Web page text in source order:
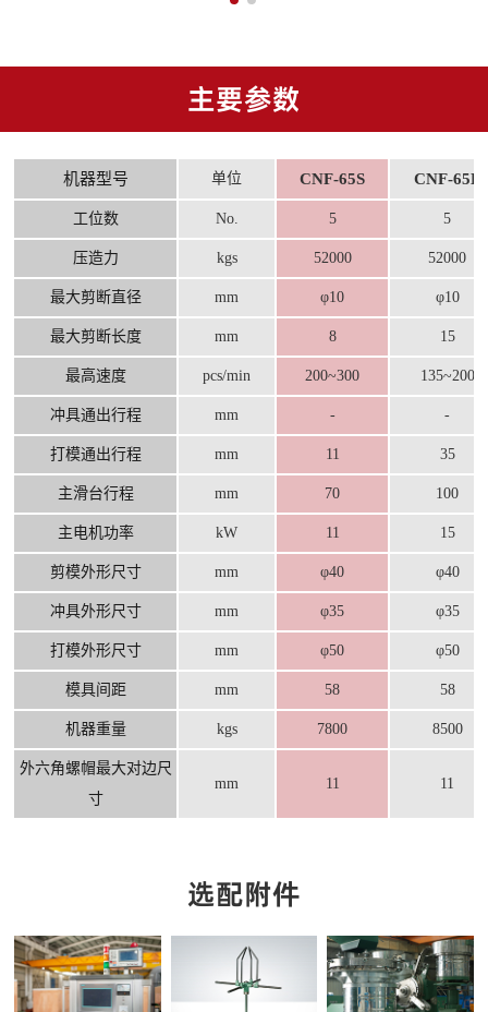
主要参数
机器型号 单位 CNF-65S CNF-65L
工位数 No. 5 5
压造力 kgs 52000 52000
最大剪断直径 mm φ10 φ10
最大剪断长度 mm 8 15
最高速度 pcs/min 200~300 135~200
冲具通出行程 mm - -
打模通出行程 mm 11 35
主滑台行程 mm 70 100
主电机功率 kW 11 15
剪模外形尺寸 mm φ40 φ40
冲具外形尺寸 mm φ35 φ35
打模外形尺寸 mm φ50 φ50
模具间距 mm 58 58
机器重量 kgs 7800 8500
外六角螺帽最大对边尺
寸
mm 11 11
选配附件